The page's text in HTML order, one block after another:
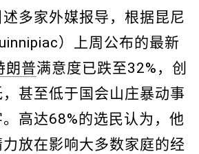
述多家外媒报导，根据昆尼
）上周公布的最新
朗普满意度已跌至32%，创
甚至低于国会山庄暴动事
高达68%的选民认为，他
放在影响大多数家庭的经